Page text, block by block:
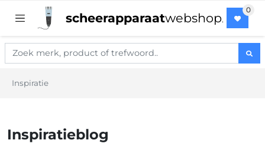
scheerapparaatwebshop.
Inspiratie
Inspiratieblog